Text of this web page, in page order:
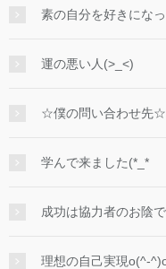
素の自分を好きにな
運の悪い人(>_<)
☆僕の問い合わせ先☆
学んで来ました(*_*
成功は協力者のお陰
理想の自己実現o(^-